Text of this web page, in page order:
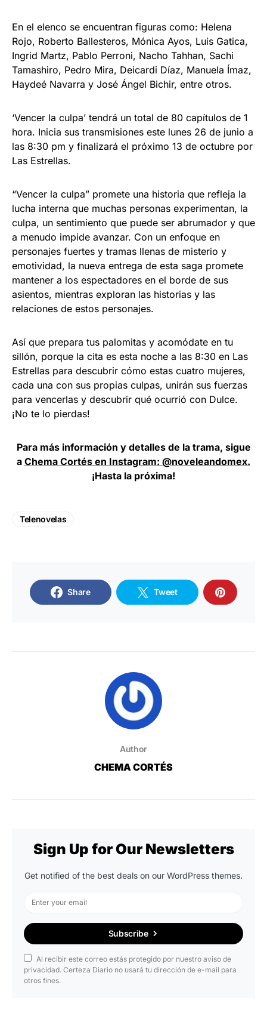
En el elenco se encuentran figuras como: Helena
Rojo, Roberto Ballesteros, Mónica Ayos, Luis Gatica,
Ingrid Martz, Pablo Perroni, Nacho Tahhan, Sachi
Tamashiro, Pedro Mira, Deicardi Díaz, Manuela Ímaz,
Haydeé Navarra y José Ángel Bichir, entre otros.
‘Vencer la culpa’ tendrá un total de 80 capítulos de 1
hora. Inicia sus transmisiones este lunes 26 de junio a
las 8:30 pm y finalizará el próximo 13 de octubre por
Las Estrellas.
“Vencer la culpa” promete una historia que refleja la
lucha interna que muchas personas experimentan, la
culpa, un sentimiento que puede ser abrumador y que
a menudo impide avanzar. Con un enfoque en
personajes fuertes y tramas llenas de misterio y
emotividad, la nueva entrega de esta saga promete
mantener a los espectadores en el borde de sus
asientos, mientras exploran las historias y las
relaciones de estos personajes.
Así que prepara tus palomitas y acomódate en tu
sillón, porque la cita es esta noche a las 8:30 en Las
Estrellas para descubrir cómo estas cuatro mujeres,
cada una con sus propias culpas, unirán sus fuerzas
para vencerlas y descubrir qué ocurrió con Dulce.
¡No te lo pierdas!
Para más información y detalles de la trama, sigue
a Chema Cortés en Instagram: @noveleandomex.
¡Hasta la próxima!
Telenovelas
Share Tweet
Author
CHEMA CORTÉS
Sign Up for Our Newsletters
Get notified of the best deals on our WordPress themes.
Subscribe
Al recibir este correo estás protegido por nuestro aviso de
privacidad. Certeza Diario no usará tu dirección de e-mail para
otros fines.